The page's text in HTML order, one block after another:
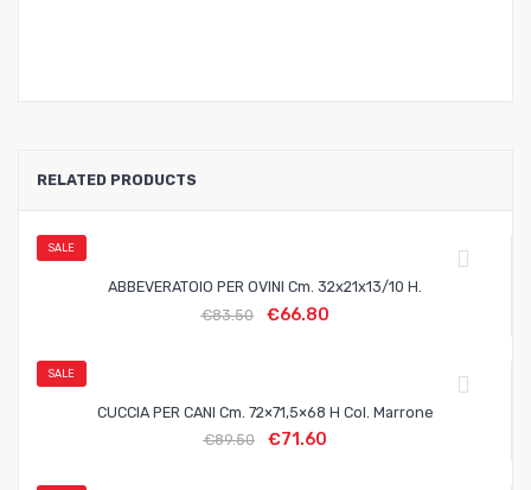
RELATED PRODUCTS
SALE
ABBEVERATOIO PER OVINI Cm. 32x21x13/10 H.
€83.50 €66.80
SALE
CUCCIA PER CANI Cm. 72×71,5×68 H Col. Marrone
€89.50 €71.60